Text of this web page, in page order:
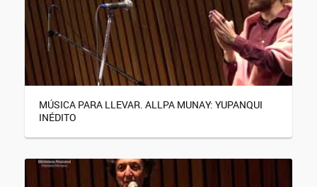
MÚSICA PARA LLEVAR. ALLPA MUNAY: YUPANQUI
INÉDITO